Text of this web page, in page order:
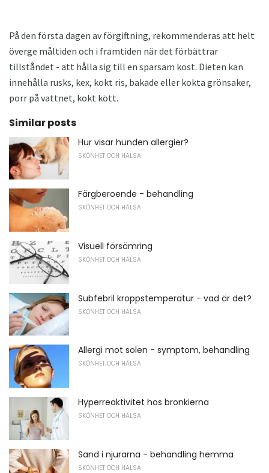
På den första dagen av förgiftning, rekommenderas att helt
överge måltiden och i framtiden när det förbättrar
tillståndet - att hålla sig till en sparsam kost. Dieten kan
innehålla rusks, kex, kokt ris, bakade eller kokta grönsaker,
porr på vattnet, kokt kött.
Similar posts
Hur visar hunden allergier?
SKÖNHET OCH HÄLSA
Färgberoende - behandling
SKÖNHET OCH HÄLSA
Visuell försämring
SKÖNHET OCH HÄLSA
Subfebril kroppstemperatur - vad är det?
SKÖNHET OCH HÄLSA
Allergi mot solen - symptom, behandling
SKÖNHET OCH HÄLSA
Hyperreaktivitet hos bronkierna
SKÖNHET OCH HÄLSA
Sand i njurarna - behandling hemma
SKÖNHET OCH HÄLSA